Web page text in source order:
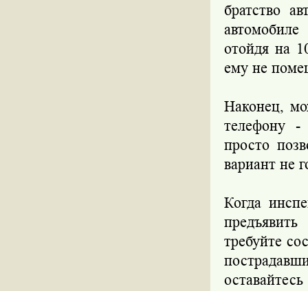
братство
отойдя на
ему не
Наконец,
телефону
просто
вариант не
Когда
требуйте